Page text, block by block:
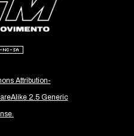
Attribution-
2.5 Generic